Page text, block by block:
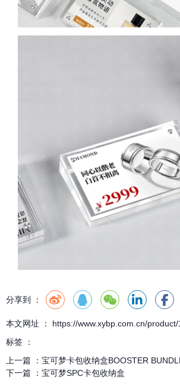
分享到 ：
本文网址 ： https://www.xybp.com.cn/
标签 ：
上一篇 ： 宝可梦卡包收纳盒BOOSTER
下一篇 ： 宝可梦SPC卡包收纳盒